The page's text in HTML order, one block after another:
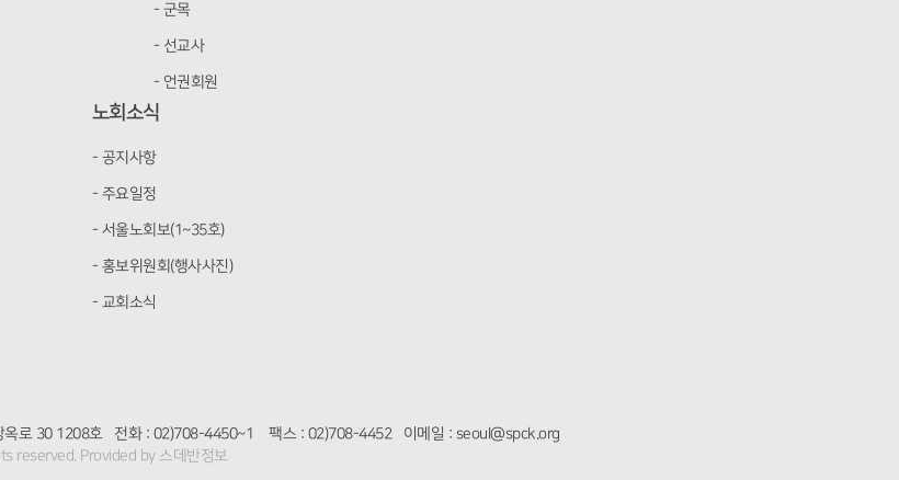
- 군목
- 선교사
- 언권회원
노회소식
- 공지사항
- 주요일정
- 서울노회보(1~35호)
- 홍보위원회(행사사진)
- 교회소식
옥로 30 1208호 전화 : 02)708-4450~1 팩스 : 02)708-4452 이메일 : seoul@spck.org
reserved. Provided by 스데반정보